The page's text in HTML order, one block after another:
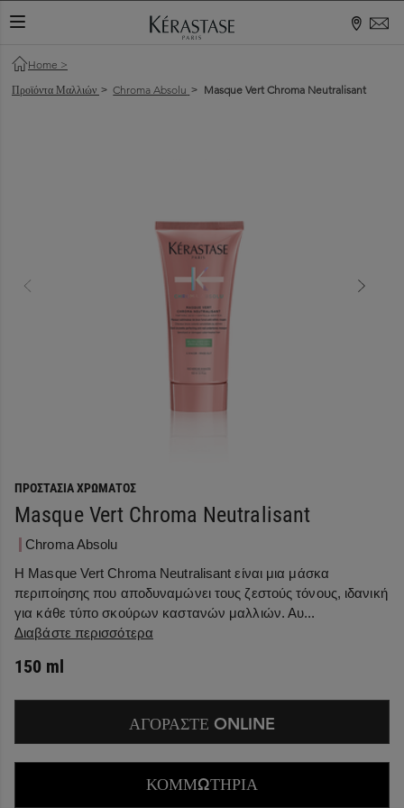
ΕΝΑΛΛΑΓΉ ΠΕΡΙΉΓΗΣΗΣ
Home >
Προϊόντα Μαλλιών > Chroma Absolu > Masque Vert Chroma Neutralisant
ΠΡΟΣΤΑΣΊΑ ΧΡΏΜΑΤΟΣ
Masque Vert Chroma Neutralisant
Chroma Absolu
Η Masque Vert Chroma Neutralisant είναι μια μάσκα
περιποίησης που αποδυναμώνει τους ζεστούς τόνους, ιδανική
για κάθε τύπο σκούρων καστανών μαλλιών. Αυ...
Διαβάστε περισσότερα
150 ml
ΑΓΟΡΑΣΤΕ ONLINE
ΚΟΜΜΩΤΗΡΙΑ